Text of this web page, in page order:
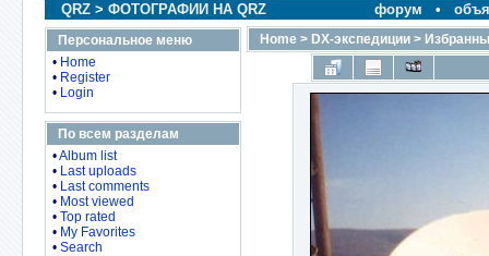
QRZ > ФОТОГРАФИИ НА QRZ форум •
Персональное меню
• Home
• Register
• Login
По всем разделам
•Album list
• Last uploads
• Last comments
• Most viewed
• Top rated
• My Favorites
• Search
Home > DX-экспедиции >